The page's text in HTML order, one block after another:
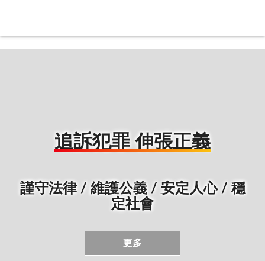
追訴犯罪 伸張正義
謹守法律 / 維護公義 / 安定人心 / 穩
定社會
更多